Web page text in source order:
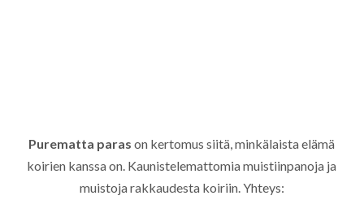
Purematta paras on kertomus siitä, minkälaista elämä
koirien kanssa on. Kaunistelemattomia muistiinpanoja ja
muistoja rakkaudesta koiriin. Yhteys: